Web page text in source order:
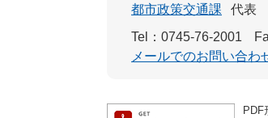
都市政策交通課
代表
Tel：0745-76-2001
メールでのお問い合わ
PDF